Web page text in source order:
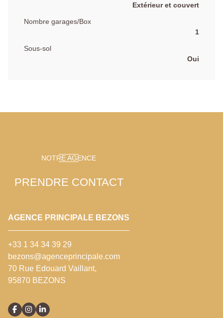
Extérieur et couvert
Nombre garages/Box
1
Sous-sol
Oui
NOTRE AGENCE
PRENDRE CONTACT
AGENCE PRINCIPALE BEZONS
+33 1 34 34 39 29
bezons@agenceprincipale.com
70 Rue Edouard Vaillant,
95870 BEZONS